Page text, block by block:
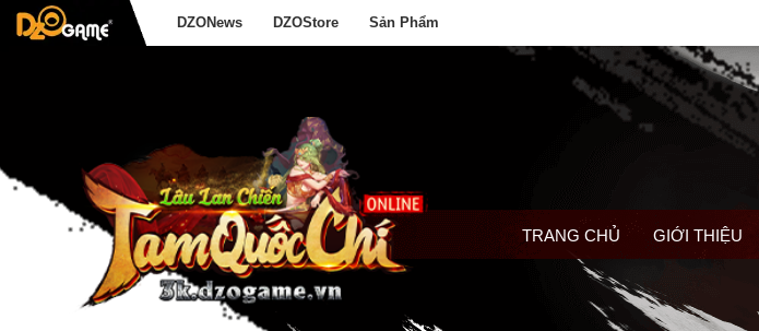
DZONews DZOStore Sản Phẩm
TRANG CHỦ GIỚI THIỆU